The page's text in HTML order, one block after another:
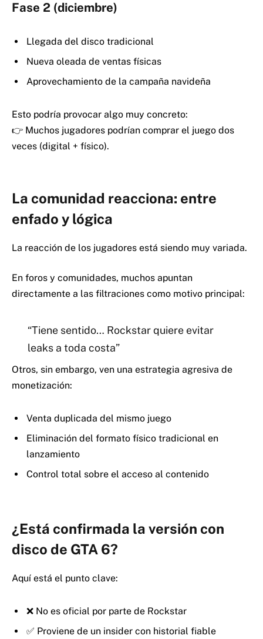
Fase 2 (diciembre)
Llegada del disco tradicional
Nueva oleada de ventas físicas
Aprovechamiento de la campaña navideña
Esto podría provocar algo muy concreto:
👉 Muchos jugadores podrían comprar el juego dos
veces (digital + físico).
La comunidad reacciona: entre
enfado y lógica
La reacción de los jugadores está siendo muy variada.
En foros y comunidades, muchos apuntan
directamente a las filtraciones como motivo principal:
“Tiene sentido… Rockstar quiere evitar
leaks a toda costa”
Otros, sin embargo, ven una estrategia agresiva de
monetización:
Venta duplicada del mismo juego
Eliminación del formato físico tradicional en
lanzamiento
Control total sobre el acceso al contenido
¿Está confirmada la versión con
disco de GTA 6?
Aquí está el punto clave:
❌ No es oficial por parte de Rockstar
✅ Proviene de un insider con historial fiable